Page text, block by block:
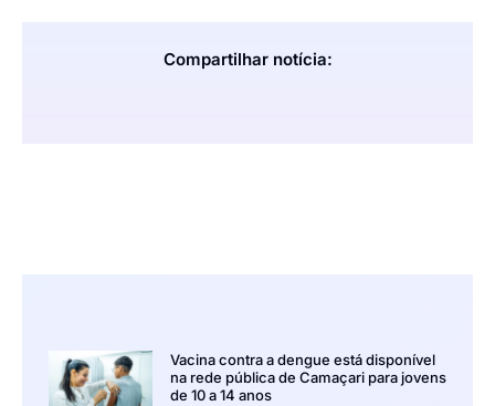
Compartilhar notícia:
Vacina contra a dengue está disponível
na rede pública de Camaçari para jovens
de 10 a 14 anos